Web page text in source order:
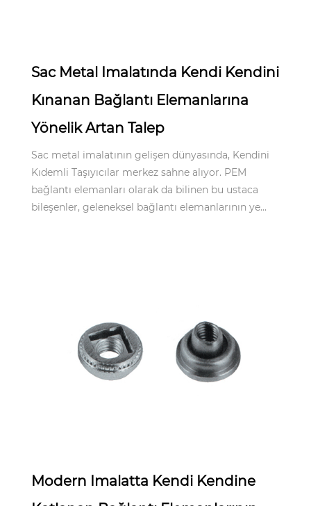
Sac Metal Imalatında Kendi Kendini
Kınanan Bağlantı Elemanlarına
Yönelik Artan Talep
Sac metal imalatının gelişen dünyasında, Kendini
Kıdemli Taşıyıcılar merkez sahne alıyor. PEM
bağlantı elemanları olarak da bilinen bu ustaca
bileşenler, geleneksel bağlantı elemanlarının ye...
Modern Imalatta Kendi Kendine